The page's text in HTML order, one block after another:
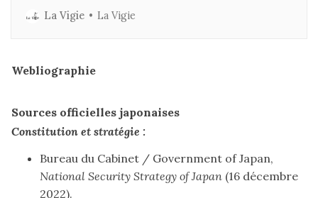
La Vigie
La Vigie
Webliographie
Sources officielles japonaises
Constitution et stratégie :
Bureau du Cabinet / Government of Japan,
National Security Strategy of Japan (16 décembre
2022).